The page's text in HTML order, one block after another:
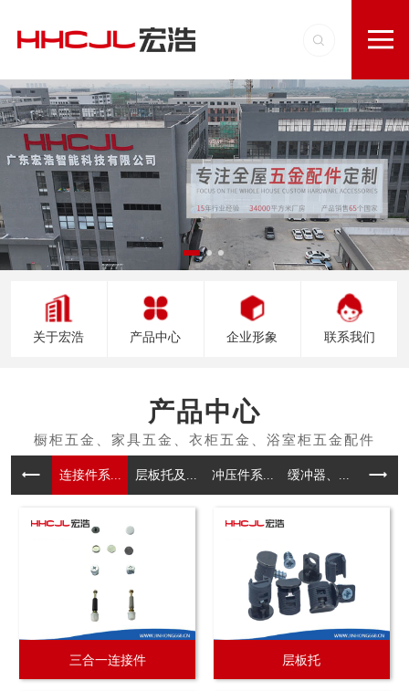
关于宏浩 产品中心 企业形象 联系我们
产品中心
连接件系... 层板托及... 冲压件系... 缓冲器、... 拉手
三合一连接件 层板托